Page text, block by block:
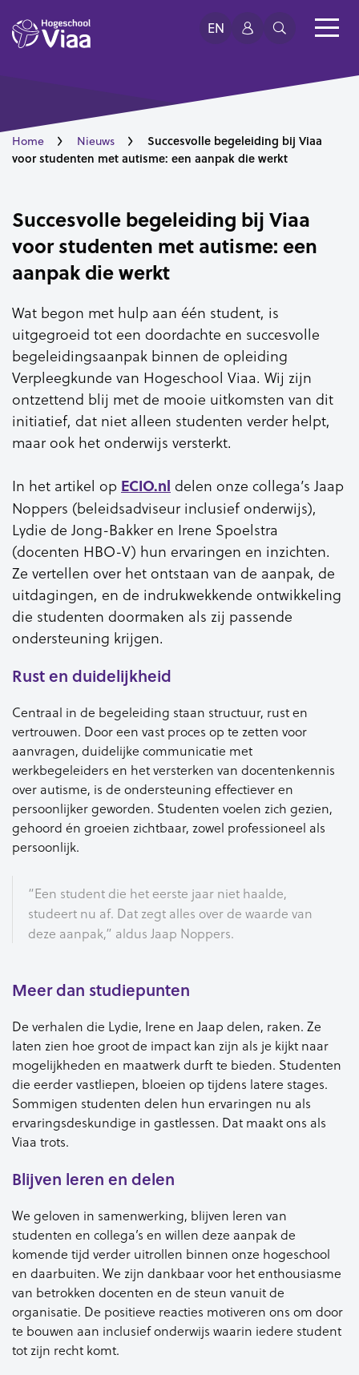
EN
Home Nieuws
Succesvolle begeleiding bij Viaa
voor studenten met autisme: een aanpak die werkt
Succesvolle begeleiding bij Viaa
voor studenten met autisme: een
aanpak die werkt
Wat begon met hulp aan één student, is
uitgegroeid tot een doordachte en succesvolle
begeleidingsaanpak binnen de opleiding
Verpleegkunde van Hogeschool Viaa. Wij zijn
ontzettend blij met de mooie uitkomsten van dit
initiatief, dat niet alleen studenten verder helpt,
maar ook het onderwijs versterkt.
In het artikel op ECIO.nl delen onze collega’s Jaap
Noppers (beleidsadviseur inclusief onderwijs),
Lydie de Jong-Bakker en Irene Spoelstra
(docenten HBO-V) hun ervaringen en inzichten.
Ze vertellen over het ontstaan van de aanpak, de
uitdagingen, en de indrukwekkende ontwikkeling
die studenten doormaken als zij passende
ondersteuning krijgen.
Rust en duidelijkheid
Centraal in de begeleiding staan structuur, rust en
vertrouwen. Door een vast proces op te zetten voor
aanvragen, duidelijke communicatie met
werkbegeleiders en het versterken van docentenkennis
over autisme, is de ondersteuning effectiever en
persoonlijker geworden. Studenten voelen zich gezien,
gehoord én groeien zichtbaar, zowel professioneel als
persoonlijk.
“Een student die het eerste jaar niet haalde,
studeert nu af. Dat zegt alles over de waarde van
deze aanpak,” aldus Jaap Noppers.
Meer dan studiepunten
De verhalen die Lydie, Irene en Jaap delen, raken. Ze
laten zien hoe groot de impact kan zijn als je kijkt naar
mogelijkheden en maatwerk durft te bieden. Studenten
die eerder vastliepen, bloeien op tijdens latere stages.
Sommigen studenten delen hun ervaringen nu als
ervaringsdeskundige in gastlessen. Dat maakt ons als
Viaa trots.
Blijven leren en delen
We geloven in samenwerking, blijven leren van
studenten en collega’s en willen deze aanpak de
komende tijd verder uitrollen binnen onze hogeschool
en daarbuiten. We zijn dankbaar voor het enthousiasme
van betrokken docenten en de steun vanuit de
organisatie. De positieve reacties motiveren ons om door
te bouwen aan inclusief onderwijs waarin iedere student
tot zijn recht komt.